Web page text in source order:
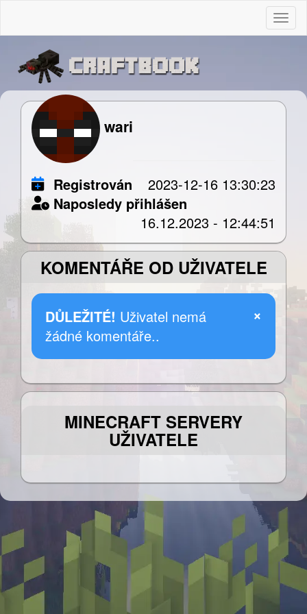
wari
Registrován
2023-12-16 13:30:23
Naposledy přihlášen
16.12.2023 - 12:44:51
KOMENTÁŘE OD UŽIVATELE
×
DŮLEŽITÉ! Uživatel nemá
žádné komentáře..
MINECRAFT SERVERY
UŽIVATELE